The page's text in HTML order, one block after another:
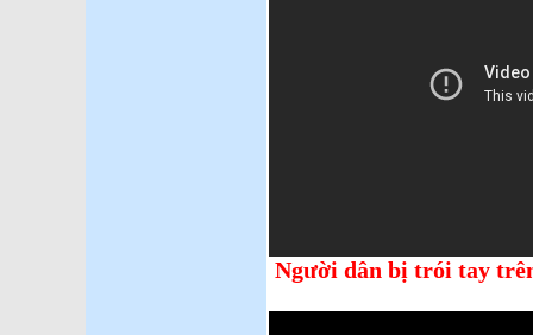
Người dân bị trói tay